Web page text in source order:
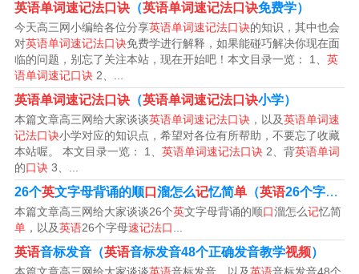
而英语作为一门语言，也需要大量的记忆。为了帮助大家
更好地学习和掌握英语语言，人们尝试了许多方法，其中
一种非常有效的方法就是记忆口诀。
英语单词速记法口诀英语单词速记法口诀儿歌
1、lion 狮子百兽王， key 是钥匙开锁忙， juice 果汁有营
养， ice cream 冰淇淋甜又香。pencil 铅笔细又长， nose
鼻子闻味香， mouth 小嘴真漂亮， orange 桔子你先尝。h
ead 是头， hand 是手，脚是 foot 把路走。
2、记忆方法如下：巧用歌谣区分字形：遇到形近的字母，
英语单词速记法口诀 （英语单词速记法口诀免费学）
今天高三网小编给各位分享英语单词速记法口诀的知识，其中也会
对英语单词速记法口诀免费学进行解释，如果能碰巧解决你现在面
临的问题，别忘了关注本站，现在开始吧！本文目录一览： 1、 英
语单词速记口诀 2、...
英语单词速记法口诀 （英语单词速记法口诀小学）
本篇文章高三网给大家谈谈英语单词速记法口诀 ，以及英语单词速
记法口诀小学对应的知识点，希望对各位有所帮助，不要忘了收藏
本站喔。 本文目录一览： 1、 英语单词速记法口诀 2、背英语单词
的口诀 3、...
26个英文字母背诵的顺口 溜怎么记忆简单 （英语26个字母
本篇文章高三网给大家谈谈26个英文字母背诵的顺口溜怎么记忆简
单 ，以及英语26个字母速记法口
英语音标发音（英语音标发音48个正确发音教学视频）